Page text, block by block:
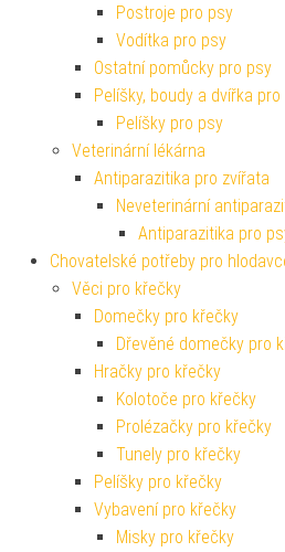
Postroje pro psy
Vodítka pro psy
Ostatní pomůcky pro psy
Pelíšky, boudy a dvířka
Pelíšky pro psy
Veterinární lékárna
Antiparazitika pro zvířata
Neveterinární
Antiparazitika pro
Chovatelské potřeby pro
Věci pro křečky
Domečky pro křečky
Dřevěné domečky pro
Hračky pro křečky
Kolotoče pro křečky
Prolézačky pro křečky
Tunely pro křečky
Pelíšky pro křečky
Vybavení pro křečky
Misky pro křečky